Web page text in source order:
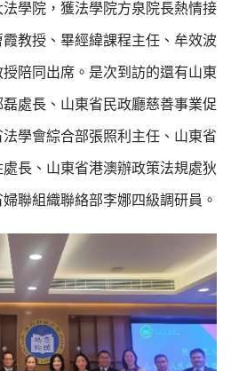
學院，獲法學院方泉院長熱情接
教授、畢經緯課程主任、牟效波
陪同出席。是次到訪的還有山東
處長、山東省民政廳慈善事業促
學會綜合部張照利主任、山東省
長、山東省港澳辦政策法規處狄
聯組織聯絡部李娜四級調研員。